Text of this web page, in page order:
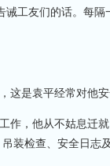
诫工友们的话。每
这是袁平经常对他
作，他从不姑息
装检查、安全日